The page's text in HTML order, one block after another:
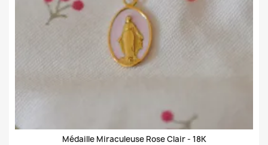
Médaille Miraculeuse Rose Clair - 18K